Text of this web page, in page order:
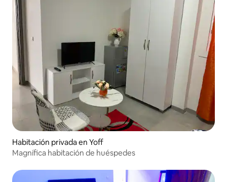
Habitación privada en Yoff
Magnífica habitación de huéspedes